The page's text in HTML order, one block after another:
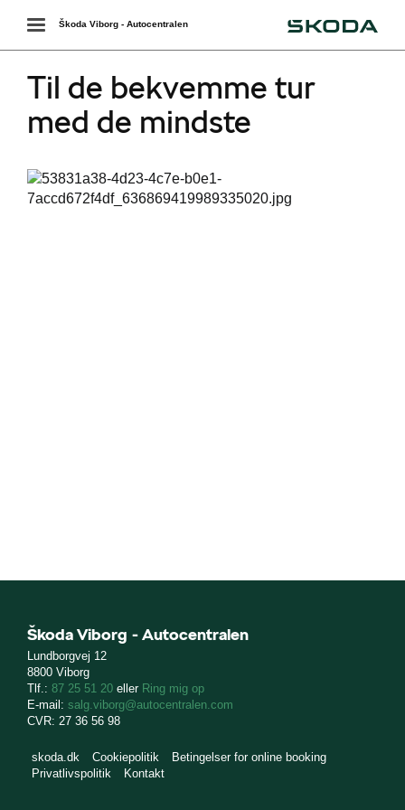
Toggle
navigation
Škoda Viborg - Autocentralen
Til de bekvemme tur
med de mindste
Škoda Viborg - Autocentralen
Lundborgvej 12
8800 Viborg
Tlf.: 87 25 51 20 eller Ring mig op
E-mail: salg.viborg@autocentralen.com
CVR: 27 36 56 98
skoda.dk Cookiepolitik
Betingelser for online booking
Privatlivspolitik
Kontakt